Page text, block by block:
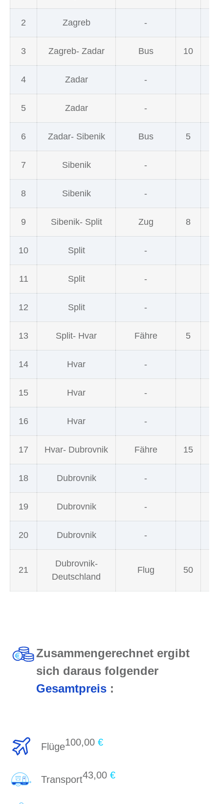
2 Zagreb -
3 Zagreb- Zadar Bus 10
4 Zadar -
5 Zadar -
6 Zadar- Sibenik Bus 5
7 Sibenik -
8 Sibenik -
9 Sibenik- Split Zug 8
10 Split -
11 Split -
12 Split -
13 Split- Hvar Fähre 5
14 Hvar -
15 Hvar -
16 Hvar -
17 Hvar- Dubrovnik Fähre 15
18 Dubrovnik -
19 Dubrovnik -
20 Dubrovnik -
21
Dubrovnik-
Deutschland
Flug 50
Zusammengerechnet ergibt
sich daraus folgender
Gesamtpreis :
Flüge100,00 €
Transport43,00 €